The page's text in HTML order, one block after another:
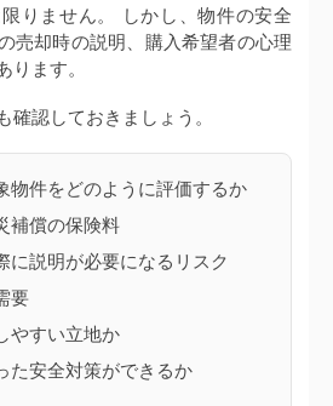
りません。 しかし、物件の安全
売却時の説明、購入希望者の心理
ります。
確認しておきましょう。
物件をどのように評価するか
補償の保険料
に説明が必要になるリスク
要
やすい立地か
た安全対策ができるか